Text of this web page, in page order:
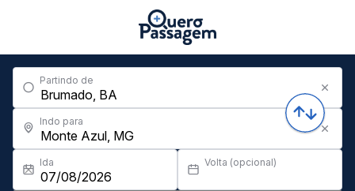
Partindo de
Indo para
Ida Volta (opcional)